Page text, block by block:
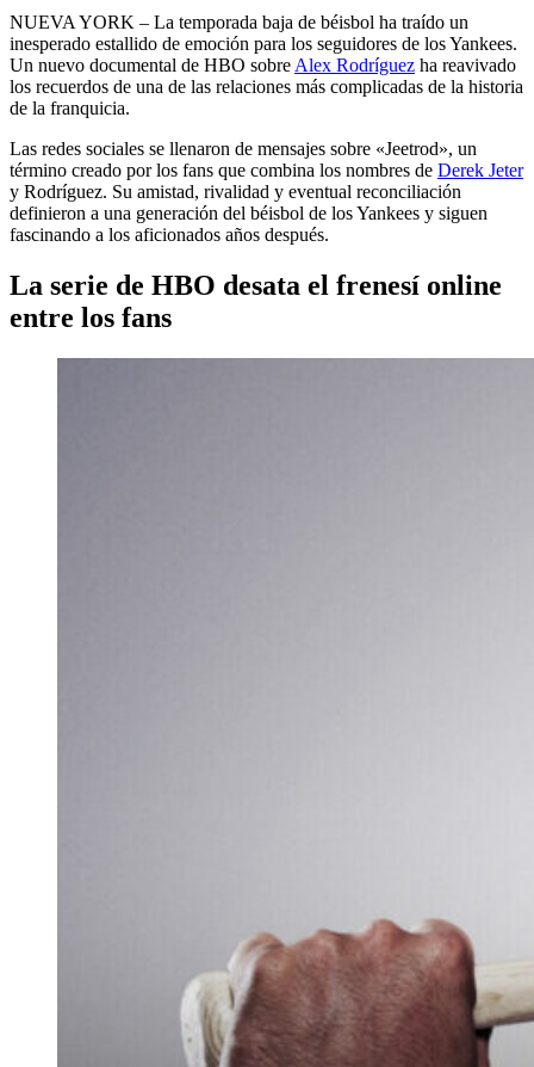
NUEVA YORK – La temporada baja de béisbol ha traído un
inesperado estallido de emoción para los seguidores de los Yankees.
Un nuevo documental de HBO sobre Alex Rodríguez ha reavivado
los recuerdos de una de las relaciones más complicadas de la historia
de la franquicia.
Las redes sociales se llenaron de mensajes sobre «Jeetrod», un
término creado por los fans que combina los nombres de Derek Jeter
y Rodríguez. Su amistad, rivalidad y eventual reconciliación
definieron a una generación del béisbol de los Yankees y siguen
fascinando a los aficionados años después.
La serie de HBO desata el frenesí online
entre los fans